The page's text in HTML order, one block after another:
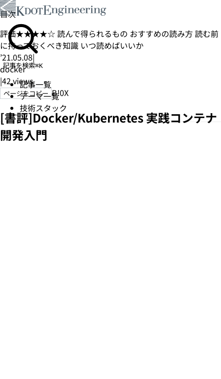
記事を検索⌘K
記事一覧
テーマ一覧
技術スタック
目次
評価★★★★☆読んで得られるもの おすすめの読み方読む前
に持っておくべき知識 いつ読めばいいか
’21.05.08|
docker
|42views
ページをコピー B!0X
[書評]Docker/Kubernetes 実践コンテナ
開発入門